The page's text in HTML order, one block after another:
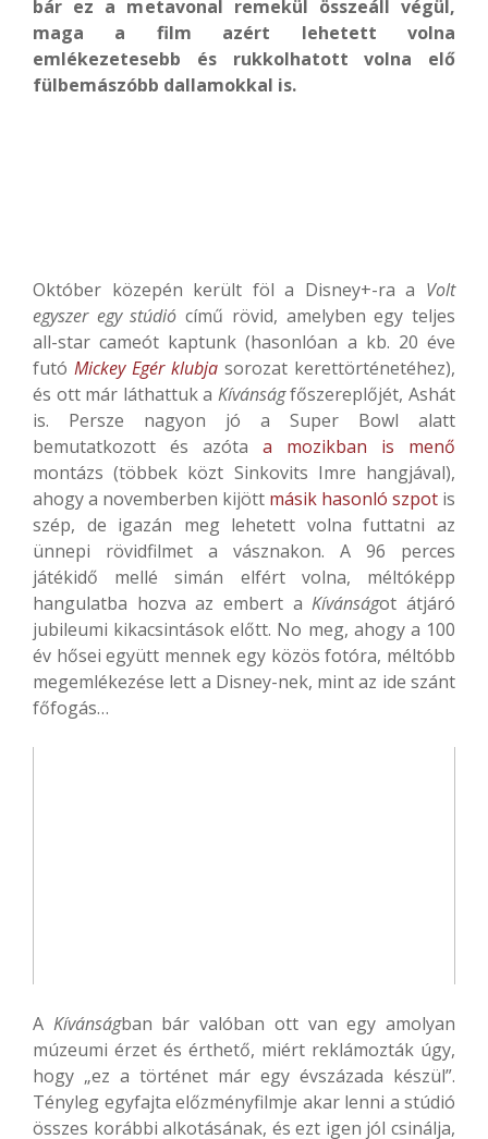
bár ez a metavonal remekül összeáll végül,
maga a film azért lehetett volna
emlékezetesebb és rukkolhatott volna elő
fülbemászóbb dallamokkal is.
Október közepén került föl a Disney+-ra a Volt
egyszer egy stúdió című rövid, amelyben egy teljes
all-star cameót kaptunk (hasonlóan a kb. 20 éve
futó Mickey Egér klubja sorozat kerettörténetéhez),
és ott már láthattuk a Kívánságfőszereplőjét, Ashát
is. Persze nagyon jó a Super Bowl alatt
bemutatkozott és azóta a mozikban is menő
montázs (többek közt Sinkovits Imre hangjával),
ahogy a novemberben kijött másik hasonló szpot is
szép, de igazán meg lehetett volna futtatni az
ünnepi rövidfilmet a vásznakon. A 96 perces
játékidő mellé simán elfért volna, méltóképp
hangulatba hozva az embert aKívánságot átjáró
jubileumi kikacsintások előtt. No meg, ahogy a 100
év hősei együtt mennek egy közös fotóra, méltóbb
megemlékezése lett a Disney-nek, mint az ide szánt
főfogás…
A Kívánságban bár valóban ott van egy amolyan
múzeumi érzet és érthető, miért reklámozták úgy,
hogy „ez a történet már egy évszázada készül”.
Tényleg egyfajta előzményfilmje akar lenni a stúdió
összes korábbi alkotásának, és ezt igen jól csinálja,